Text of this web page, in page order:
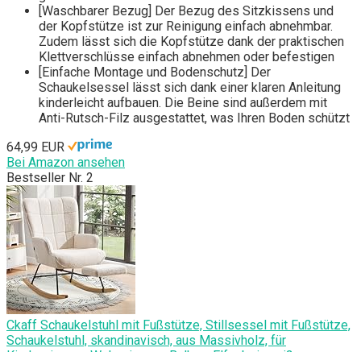
[Waschbarer Bezug] Der Bezug des Sitzkissens und
der Kopfstütze ist zur Reinigung einfach abnehmbar.
Zudem lässt sich die Kopfstütze dank der praktischen
Klettverschlüsse einfach abnehmen oder befestigen
[Einfache Montage und Bodenschutz] Der
Schaukelsessel lässt sich dank einer klaren Anleitung
kinderleicht aufbauen. Die Beine sind außerdem mit
Anti-Rutsch-Filz ausgestattet, was Ihren Boden schützt
64,99 EUR
Bei Amazon ansehen
Bestseller Nr. 2
Ckaff Schaukelstuhl mit Fußstütze, Stillsessel mit Fußstütze,
Schaukelstuhl, skandinavisch, aus Massivholz, für